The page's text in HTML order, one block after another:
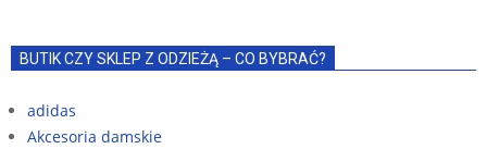
BUTIK CZY SKLEP Z ODZIEŻĄ – CO BYBRAĆ?
adidas
Akcesoria damskie